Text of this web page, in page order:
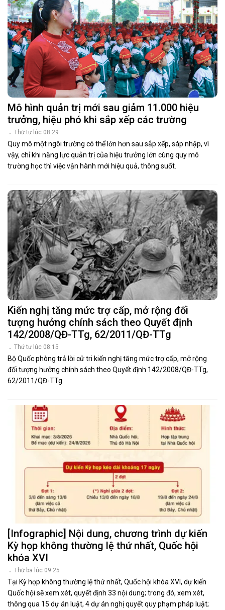
Mô hình quản trị mới sau giảm 11.000 hiệu
trưởng, hiệu phó khi sắp xếp các trường
Thứ tư lúc 08:29
Quy mô một ngôi trường có thể lớn hơn sau sắp xếp, sáp nhập, vì
vậy, chỉ khi năng lực quản trị của hiệu trưởng lớn cùng quy mô
trường học thì việc vận hành mới hiệu quả, thông suốt.
Kiến nghị tăng mức trợ cấp, mở rộng đối
tượng hưởng chính sách theo Quyết định
142/2008/QĐ-TTg, 62/2011/QĐ-TTg
Thứ tư lúc 08:15
Bộ Quốc phòng trả lời cử tri kiến nghị tăng mức trợ cấp, mở rộng
đối tượng hưởng chính sách theo Quyết định 142/2008/QĐ-TTg,
62/2011/QĐ-TTg.
[Infographic] Nội dung, chương trình dự kiến
Kỳ họp không thường lệ thứ nhất, Quốc hội
khóa XVI
Thứ ba lúc 09:25
Tại Kỳ họp không thường lệ thứ nhất, Quốc hội khóa XVI, dự kiến
Quốc hội sẽ xem xét, quyết định 33 nội dung; trong đó, xem xét,
thông qua 15 dự án luật, 4 dự án nghị quyết quy phạm pháp luật;